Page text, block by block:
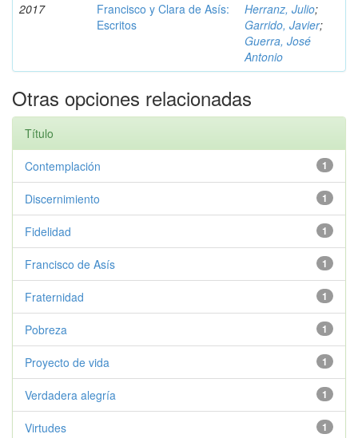
2017
Francisco y Clara de Asís:
Escritos
Herranz, Julio;
Garrido, Javier;
Guerra, José
Antonio
Otras opciones relacionadas
Título
1
Contemplación
1
Discernimiento
1
Fidelidad
1
Francisco de Asís
1
Fraternidad
1
Pobreza
1
Proyecto de vida
1
Verdadera alegría
1
Virtudes